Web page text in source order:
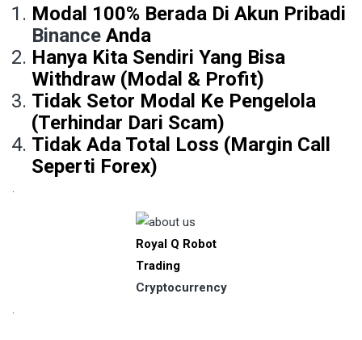
Modal 100% Berada Di Akun Pribadi
Binance Anda
Hanya Kita Sendiri Yang Bisa
Withdraw (Modal & Profit)
Tidak Setor Modal Ke Pengelola
(Terhindar Dari Scam)
Tidak Ada Total Loss (Margin Call
Seperti Forex)
Royal Q Robot
Trading
Cryptocurrency